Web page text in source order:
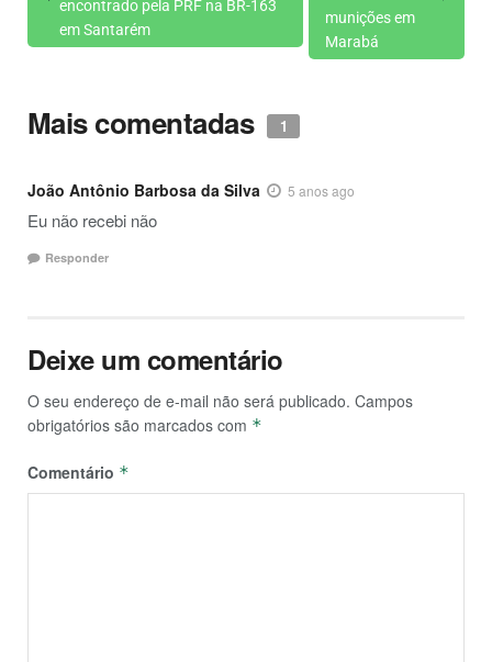
encontrado pela PRF na BR-163
em Santarém
munições em
Marabá
Mais comentadas 1
João Antônio Barbosa da Silva 5 anos ago
Eu não recebi não
Responder
Deixe um comentário
O seu endereço de e-mail não será publicado. Campos
obrigatórios são marcados com *
Comentário *